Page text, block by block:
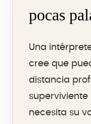
pocas
Una
cree que
distancia
necesita su